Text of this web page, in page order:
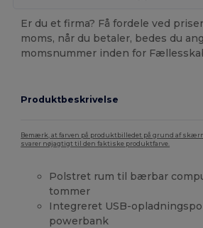
Er du et firma? Få fordele ved
moms, når du betaler, bedes du
momsnummer inden for
Produktbeskrivelse
Bemærk, at farven på produktbilledet på grund af
svarer nøjagtigt til den faktiske produktfarve.
Polstret rum til bærbar
tommer
Integreret USB-
powerbank